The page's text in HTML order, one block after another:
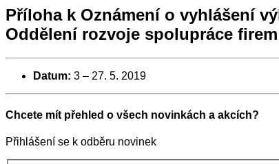
Příloha k Oznámení o vyhlášení
Oddělení rozvoje spolupráce firem
Datum: 3 – 27. 5. 2019
Chcete mít přehled o všech novinkách a akcích?
Přihlášení se k odběru novinek